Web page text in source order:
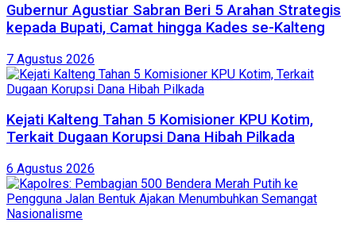
Gubernur Agustiar Sabran Beri 5 Arahan Strategis
kepada Bupati, Camat hingga Kades se-Kalteng
7 Agustus 2026
Kejati Kalteng Tahan 5 Komisioner KPU Kotim,
Terkait Dugaan Korupsi Dana Hibah Pilkada
6 Agustus 2026